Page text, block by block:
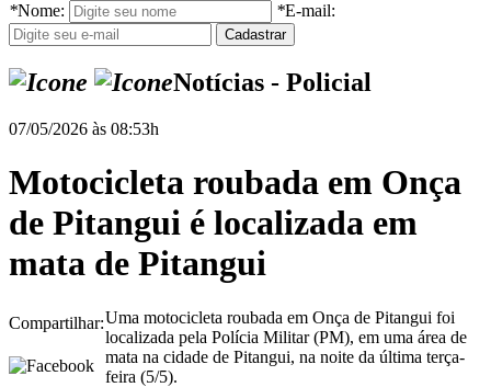
*Nome: *E-mail:
Notícias - Policial
07/05/2026 às 08:53h
Motocicleta roubada em Onça
de Pitangui é localizada em
mata de Pitangui
Compartilhar:Uma motocicleta roubada em Onça de Pitangui foi
localizada pela Polícia Militar (PM), em uma área de
mata na cidade de Pitangui, na noite da última terça-
feira (5/5).